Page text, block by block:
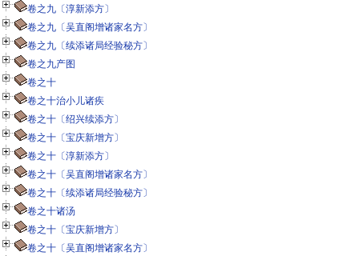
卷之九〔淳新添方〕
卷之九〔吴直阁增诸家名方〕
卷之九〔续添诸局经验秘方〕
卷之九产图
卷之十
卷之十治小儿诸疾
卷之十〔绍兴续添方〕
卷之十〔宝庆新增方〕
卷之十〔淳新添方〕
卷之十〔吴直阁增诸家名方〕
卷之十〔续添诸局经验秘方〕
卷之十诸汤
卷之十〔宝庆新增方〕
卷之十〔吴直阁增诸家名方〕